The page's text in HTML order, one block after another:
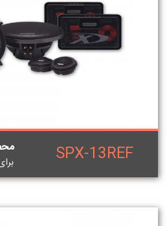
SPX-13REF